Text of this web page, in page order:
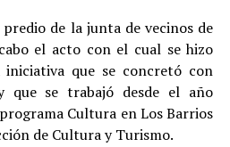
de la junta de vecinos de
el acto con el cual se hizo
que se concretó con
que se trabajó desde el año
Cultura en Los Barrios
de Cultura y Turismo.